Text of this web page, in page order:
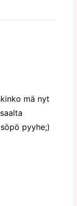
mä nyt
pyyhe;)